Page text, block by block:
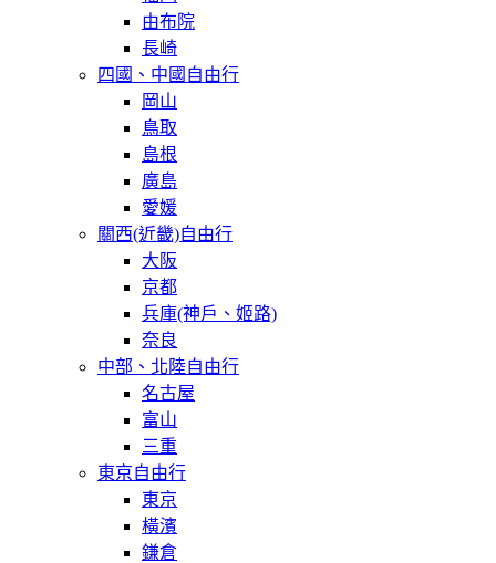
由布院
長崎
四國、中國自由行
岡山
鳥取
島根
廣島
愛媛
關西(近畿)自由行
大阪
京都
兵庫(神戶、姬路)
奈良
中部、北陸自由行
名古屋
富山
三重
東京自由行
東京
橫濱
鎌倉